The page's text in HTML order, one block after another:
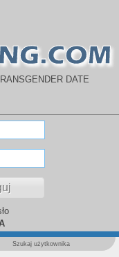
DATE
Szukaj użytkownika